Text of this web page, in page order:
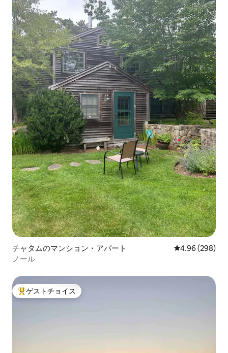
チャタムのマンション・アパート レビュー298
4.96 (298)
ノール
大好評のゲストチョイスです。
ゲストチョイス